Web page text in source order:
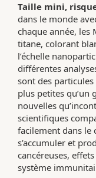
Taille mini,
dans le monde
chaque année, les
titane, colorant
l’échelle
différentes
sont des
plus petites qu’un
nouvelles
scientifiques
facilement dans le
s’accumuler et
cancéreuses,
système